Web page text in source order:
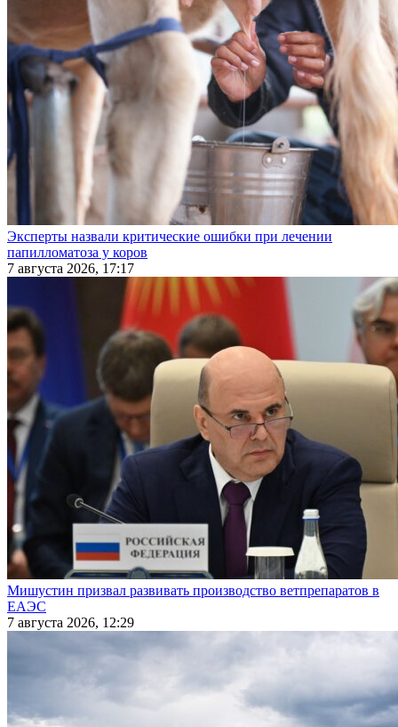
Эксперты назвали критические ошибки при лечении
папилломатоза у коров
7 августа 2026, 17:17
Мишустин призвал развивать производство ветпрепаратов в
ЕАЭС
7 августа 2026, 12:29